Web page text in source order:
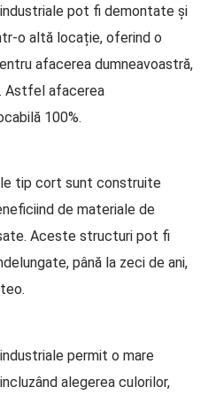
pot fi demontate și
o altă locație, oferind o
afacerea dumneavoastră,
Astfel afacerea
100%.
tip cort sunt construite
de materiale de
Aceste structuri pot fi
până la zeci de ani,
permit o mare
alegerea culorilor,